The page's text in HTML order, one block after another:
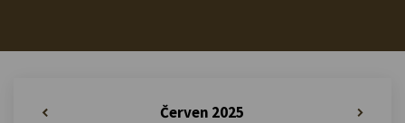
Červen 2025